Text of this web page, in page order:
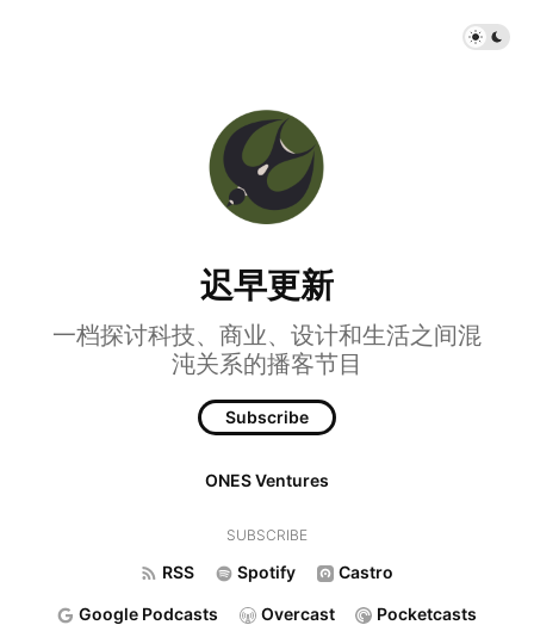
迟早更新
一档探讨科技、商业、设计和生活之间混
沌关系的播客节目
Subscribe
ONES Ventures
SUBSCRIBE
RSS Spotify Castro
Google Podcasts Overcast Pocketcasts